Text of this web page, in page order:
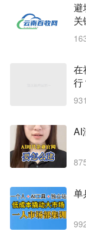
避
关
在
行
AI
单